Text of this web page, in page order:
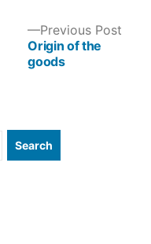
Previous Post
Origin of the
goods